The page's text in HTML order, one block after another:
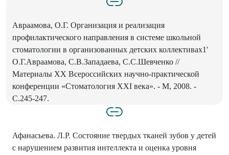
Авраамова, О.Г. Организация и реализация
профилактического направления в системе школьной
стоматологии в организованных детских коллективах1'
О.Г.Авраамова, С.В.Западаева, С.С.Шевченко //
Материалы XX Всероссийских научно-практической
конференции «Стоматология XXI века». - М, 2008. -
С.245-247.
Афанасьева. Л.Р. Состояние твердых тканей зубов у детей
с нарушением развития интеллекта и оценка уровня